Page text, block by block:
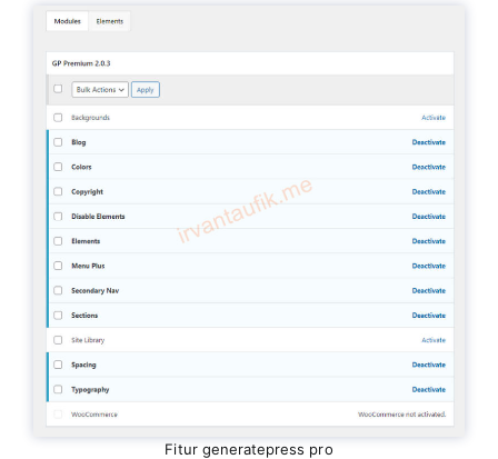
Fitur generatepress pro